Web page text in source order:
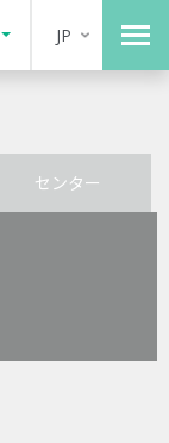
JP
センター